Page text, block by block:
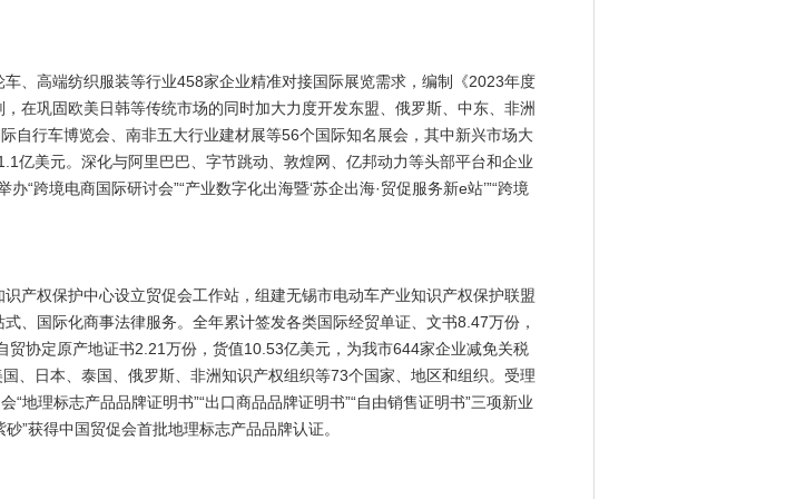
高端纺织服装等行业458家企业精准对接国际展览需求，编制《2023年度
在巩固欧美日韩等传统市场的同时加大力度开发东盟、俄罗斯、中东、非洲
自行车博览会、南非五大行业建材展等56个国际知名展会，其中新兴市场大
亿美元。深化与阿里巴巴、字节跳动、敦煌网、亿邦动力等头部平台和企业
“跨境电商国际研讨会”“产业数字化出海暨‘苏企出海·贸促服务新e站’”“跨境
权保护中心设立贸促会工作站，组建无锡市电动车产业知识产权保护联盟
、国际化商事法律服务。全年累计签发各类国际经贸单证、文书8.47万份，
协定原产地证书2.21万份，货值10.53亿美元，为我市644家企业减免关税
、日本、泰国、俄罗斯、非洲知识产权组织等73个国家、地区和组织。受理
地理标志产品品牌证明书”“出口商品品牌证明书”“自由销售证明书”三项新业
”获得中国贸促会首批地理标志产品品牌认证。